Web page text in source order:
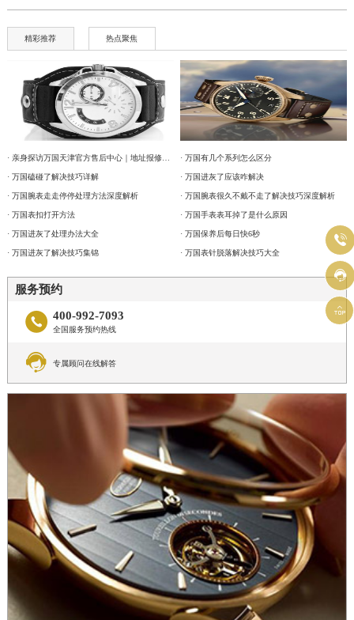
精彩推荐 热点聚焦
· 亲身探访万国天津官方售后中心｜地址报修全流程真实经历（2026年6月最新）
· 万国磕碰了解决技巧详解
· 万国腕表走走停停处理方法深度解析
· 万国表扣打开方法
· 万国进灰了处理办法大全
· 万国进灰了解决技巧集锦
· 万国有几个系列怎么区分
· 万国进灰了应该咋解决
· 万国腕表很久不戴不走了解决技巧深度解析
· 万国手表表耳掉了是什么原因
· 万国保养后每日快6秒
· 万国表针脱落解决技巧大全
服务预约
 400-992-7093
全国服务预约热线
 专属顾问在线解答


